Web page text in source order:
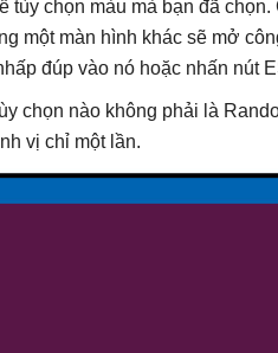
tùy chọn màu mà bạn đã
một màn hình khác sẽ mở
đúp vào nó hoặc nhấn nút
chọn nào không phải là
vị chỉ một lần.